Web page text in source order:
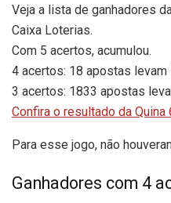
Veja a lista de ganhadores
Caixa Loterias.
Com 5 acertos, acumulou.
4 acertos: 18 apostas levam
3 acertos: 1833 apostas
Confira o resultado da Quina
Para esse jogo, não
Ganhadores com 4